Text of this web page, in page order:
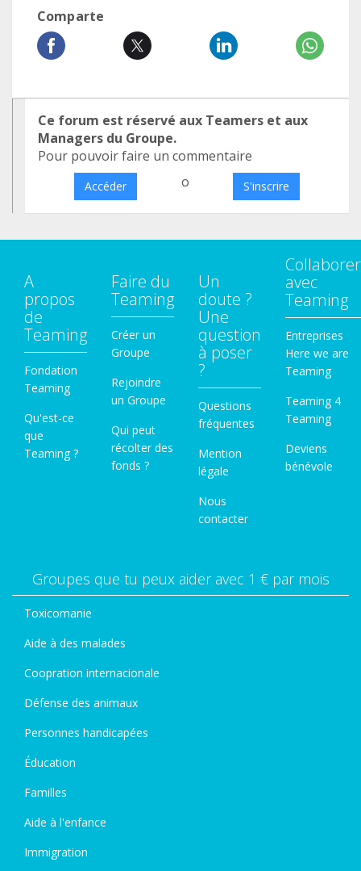
Comparte
Ce forum est réservé aux Teamers et aux
Managers du Groupe.
Pour pouvoir faire un commentaire
Accéder o S'inscrire
A
propos
de
Teaming
Fondation
Teaming
Qu'est-ce
que
Teaming ?
Faire du
Teaming
Créer un
Groupe
Rejoindre
un Groupe
Qui peut
récolter des
fonds ?
Un
doute ?
Une
question
à poser
?
Questions
fréquentes
Mention
légale
Nous
contacter
Collaborer
avec
Teaming
Entreprises
Here we are
Teaming
Teaming 4
Teaming
Deviens
bénévole
Groupes que tu peux aider avec 1 € par mois
Toxicomanie
Aide à des malades
Coopration internacionale
Défense des animaux
Personnes handicapées
Éducation
Familles
Aide à l'enfance
Immigration